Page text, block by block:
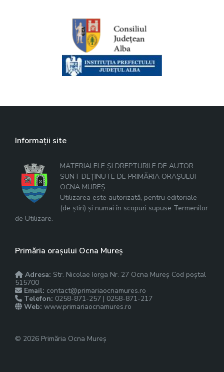
Informații site
MATERIALELE ȘI DREPTURILE DE AUTOR
SUNT DEȚINUTE DE PRIMĂRIA ORAȘULUI
OCNA MUREȘ.
Utilizarea este autorizată, pentru editoriale
(de știri) și numai în scopuri supuse Termenilor
de Utilizare.
Primăria orașului Ocna Mureș
Adresa: Str. Nicolae Iorga Nr. 27 Ocna Mureș Cod poștal
515700
Email: contact@primariaocnamures.ro
Telefon: 0258-871-257 | 0258-871-217
Web: www.primariaocnamures.ro
© 2026 Primăria Ocna Mureș